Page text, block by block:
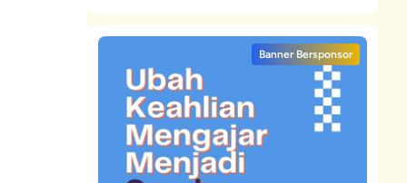
Banner Bersponsor